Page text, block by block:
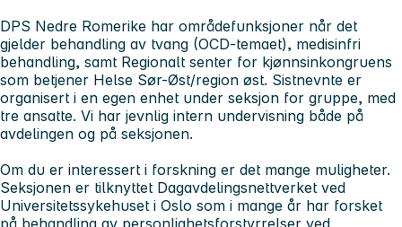
DPS Nedre Romerike har områdefunksjoner når det
gjelder behandling av tvang (OCD-temaet), medisinfri
behandling, samt Regionalt senter for kjønnsinkongruens
som betjener Helse Sør-Øst/region øst. Sistnevnte er
organisert i en egen enhet under seksjon for gruppe, med
tre ansatte. Vi har jevnlig intern undervisning både på
avdelingen og på seksjonen.
Om du er interessert i forskning er det mange muligheter.
Seksjonen er tilknyttet Dagavdelingsnettverket ved
Universitetssykehuset i Oslo som i mange år har forsket
på behandling av personlighetsforstyrrelser ved